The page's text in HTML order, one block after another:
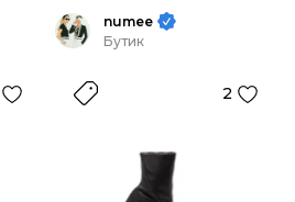
numee
Бутик
2